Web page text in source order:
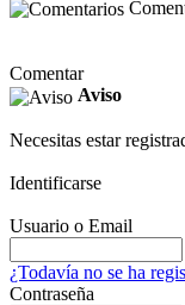
Comentar
Aviso
Necesitas estar
Identificarse
Usuario o Email
¿Todavía no se ha
Contraseña